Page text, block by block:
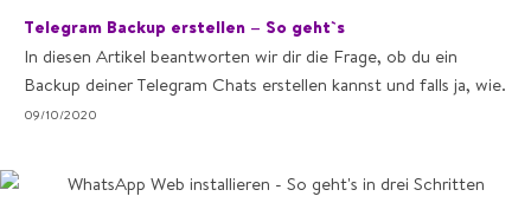
Telegram Backup erstellen – So geht`s
In diesen Artikel beantworten wir dir die Frage, ob du ein
Backup deiner Telegram Chats erstellen kannst und falls ja, wie.
09/10/2020